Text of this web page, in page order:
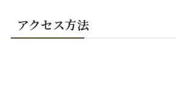
アクセス方法